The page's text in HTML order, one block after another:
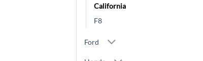
California
F8
Ford